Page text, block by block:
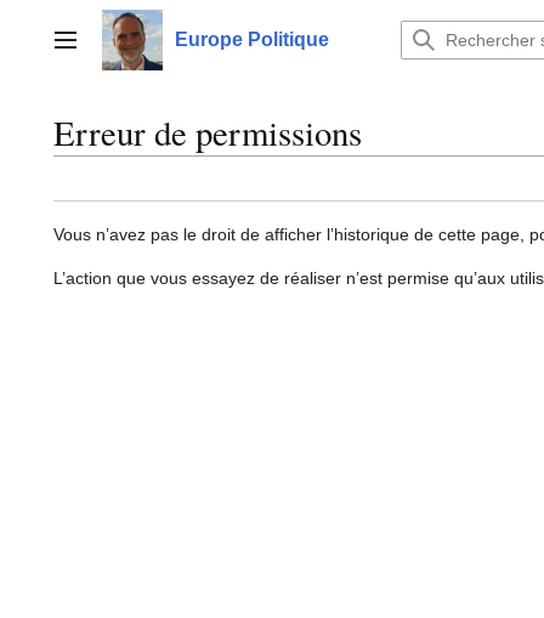
contenuMenu principalEurope Politique
Erreur de permissions
Vous n’avez pas le droit de afficher l’historique de cette page,
L’action que vous essayez de réaliser n’est permise qu’aux